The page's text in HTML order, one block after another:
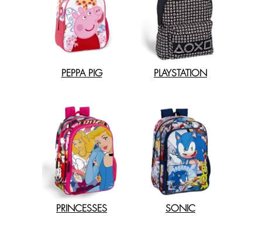
PEPPA PIG PLAYSTATION
PRINCESSES SONIC